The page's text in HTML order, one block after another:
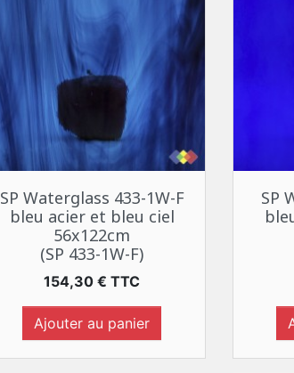
Aperçu rapide
SP Waterglass 433-1W-F
bleu acier et bleu ciel
56x122cm
(SP 433-1W-F)
Prix
154,30 € TTC
Ajouter au panier
SP